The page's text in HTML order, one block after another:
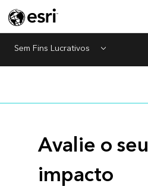
Sem Fins Lucrativos Menu
Avalie o seu
impacto